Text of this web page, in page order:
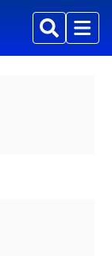
BuscarMenu